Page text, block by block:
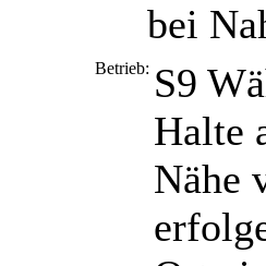
bei
Betrieb: S9
Halte
Nähe